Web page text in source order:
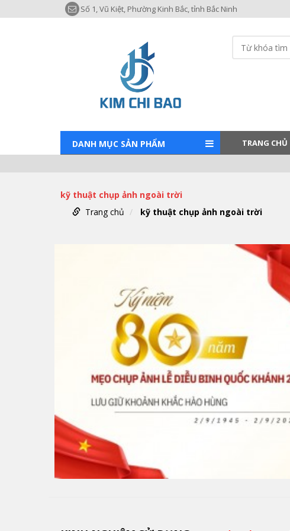
Số 1, Vũ Kiệt, Phường Kinh Bắc, tỉnh Bắc Ninh
DANH MỤC SẢN PHẨM TRANG CHỦ
kỹ thuật chụp ảnh ngoài trời
Trang chủ
kỹ thuật chụp ảnh ngoài trời